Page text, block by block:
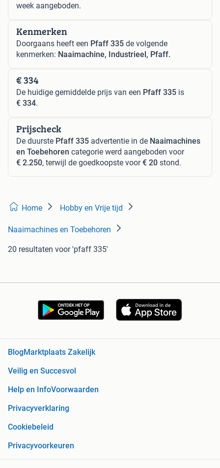
week aangeboden.
Kenmerken
Doorgaans heeft een Pfaff 335 de volgende
kenmerken: Naaimachine, Industrieel, Pfaff.
€ 334
De huidige gemiddelde prijs van een Pfaff 335 is
€ 334.
Prijscheck
De duurste Pfaff 335 advertentie in de Naaimachines
en Toebehoren categorie werd aangeboden voor
€ 2.250, terwijl de goedkoopste voor€ 20 stond.
Home Hobby en Vrije tijd
Naaimachines en Toebehoren
20 resultaten voor 'pfaff 335'
BlogMarktplaats Zakelijk
Veilig en Succesvol
Help en InfoVoorwaarden
Privacyverklaring
Cookiebeleid
Privacyvoorkeuren